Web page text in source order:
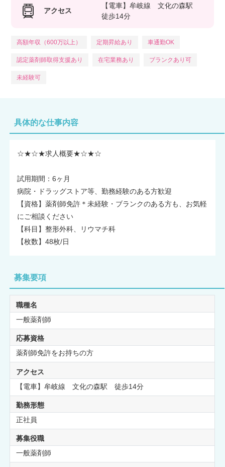
アクセス
【電車】牟岐線 文化の森駅
徒歩14分
高額年収（600万以上） 定期昇給あり 車通勤OK
認定薬剤師取得支援あり 在宅業務あり ブランクあり可
未経験可
具体的な仕事内容
☆★☆★求人概要★☆★☆
試用期間：6ヶ月
病院・ドラッグストア等、勤務経験のある方歓迎
【資格】薬剤師免許＊未経験・ブランクのある方も、お気軽
にご相談ください
【科目】整形外科、リウマチ科
【枚数】48枚/日
募集要項
職種名
一般薬剤師
応募資格
薬剤師免許をお持ちの方
アクセス
【電車】牟岐線 文化の森駅 徒歩14分
勤務形態
正社員
募集役職
一般薬剤師